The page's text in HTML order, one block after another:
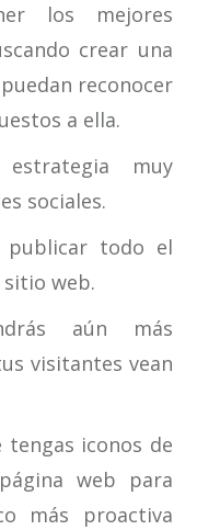
los mejores
crear una
reconocer
a ella.
muy
sociales.
publicar todo el
web.
aún más
visitantes vean
iconos de
web para
más proactiva